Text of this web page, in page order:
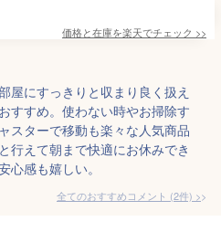
価格と在庫を楽天でチェック >>
屋にすっきりと収まり良く扱え
すすめ。使わない時やお掃除す
スターで移動も楽々な人気商品
行えて朝まで快適にお休みでき
心感も嬉しい。
全てのおすすめコメント (2件) >